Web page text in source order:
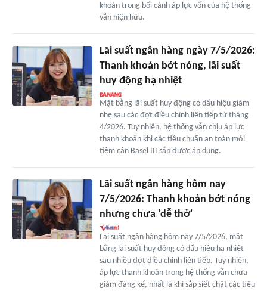
khoản trong bối cảnh áp lực vốn của hệ thống
vẫn hiện hữu.
Lãi suất ngân hàng ngày 7/5/2026:
Thanh khoản bớt nóng, lãi suất
huy động hạ nhiệt
Mặt bằng lãi suất huy động có dấu hiệu giảm
nhẹ sau các đợt điều chỉnh liên tiếp từ tháng
4/2026. Tuy nhiên, hệ thống vẫn chịu áp lực
thanh khoản khi các tiêu chuẩn an toàn mới
tiệm cận Basel III sắp được áp dụng.
Lãi suất ngân hàng hôm nay
7/5/2026: Thanh khoản bớt nóng
nhưng chưa 'dễ thở'
Lãi suất ngân hàng hôm nay 7/5/2026, mặt
bằng lãi suất huy động có dấu hiệu hạ nhiệt
sau nhiều đợt điều chỉnh liên tiếp. Tuy nhiên,
áp lực thanh khoản trong hệ thống vẫn chưa
giảm đáng kể, nhất là khi sắp siết chặt các tiêu